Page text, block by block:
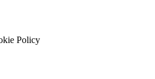
Policy